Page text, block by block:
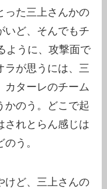
った三上さんかの
いど、そんでもチ
ように、攻撃面で
ラが思うには、三
カターレのチーム
かのう。どこで起
されとらん感じは
う。
けど、三上さんの